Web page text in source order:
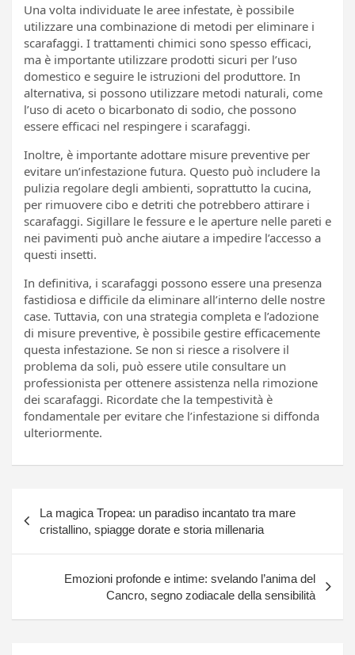
Una volta individuate le aree infestate, è possibile
utilizzare una combinazione di metodi per eliminare i
scarafaggi. I trattamenti chimici sono spesso efficaci,
ma è importante utilizzare prodotti sicuri per l’uso
domestico e seguire le istruzioni del produttore. In
alternativa, si possono utilizzare metodi naturali, come
l’uso di aceto o bicarbonato di sodio, che possono
essere efficaci nel respingere i scarafaggi.
Inoltre, è importante adottare misure preventive per
evitare un’infestazione futura. Questo può includere la
pulizia regolare degli ambienti, soprattutto la cucina,
per rimuovere cibo e detriti che potrebbero attirare i
scarafaggi. Sigillare le fessure e le aperture nelle pareti e
nei pavimenti può anche aiutare a impedire l’accesso a
questi insetti.
In definitiva, i scarafaggi possono essere una presenza
fastidiosa e difficile da eliminare all’interno delle nostre
case. Tuttavia, con una strategia completa e l’adozione
di misure preventive, è possibile gestire efficacemente
questa infestazione. Se non si riesce a risolvere il
problema da soli, può essere utile consultare un
professionista per ottenere assistenza nella rimozione
dei scarafaggi. Ricordate che la tempestività è
fondamentale per evitare che l’infestazione si diffonda
ulteriormente.
articoli
La magica Tropea: un paradiso incantato tra mare
cristallino, spiagge dorate e storia millenaria
Emozioni profonde e intime: svelando l’anima del
Cancro, segno zodiacale della sensibilità